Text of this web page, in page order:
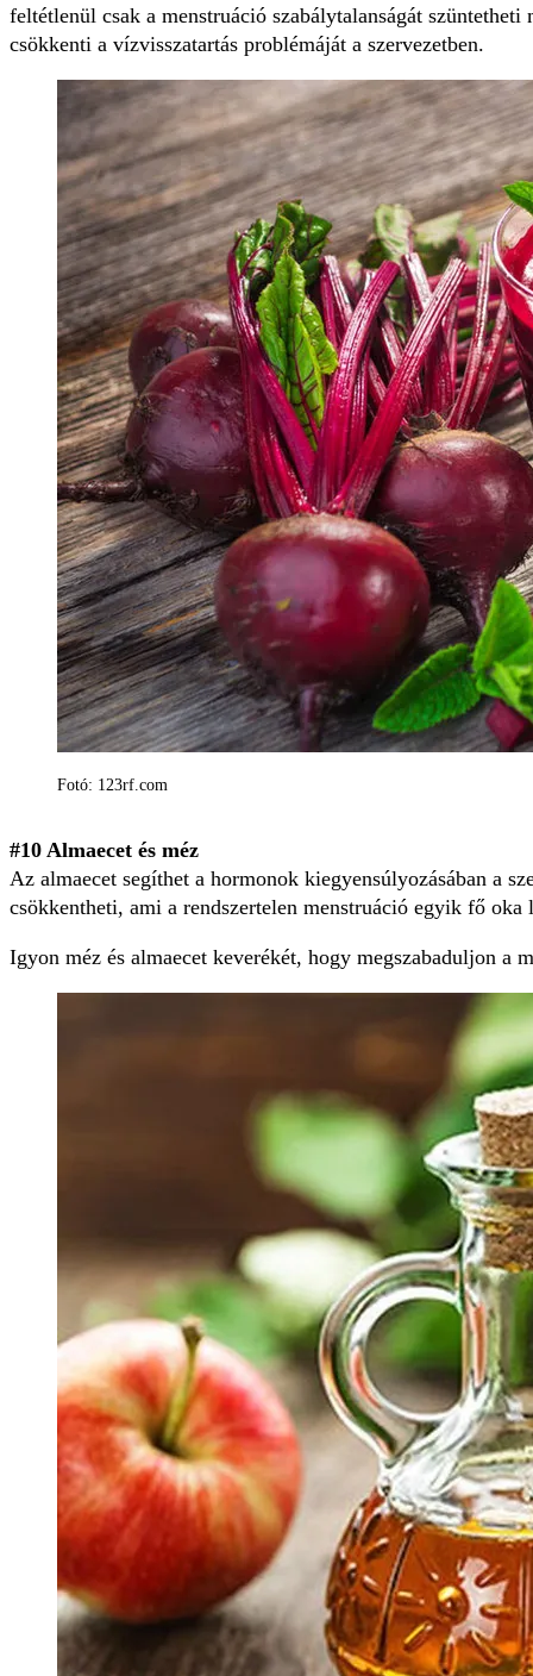
feltétlenül csak a menstruáció szabálytalanságát
csökkenti a vízvisszatartás problémáját a szervezetben.
Fotó: 123rf.com
#10 Almaecet és méz
Az almaecet segíthet a hormonok kiegyensúlyozásában a
csökkentheti, ami a rendszertelen menstruáció egyik fő oka
Igyon méz és almaecet keverékét, hogy megszabaduljon a